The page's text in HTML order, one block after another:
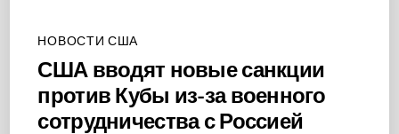
НОВОСТИ США
США вводят новые санкции
против Кубы из-за военного
сотрудничества с Россией